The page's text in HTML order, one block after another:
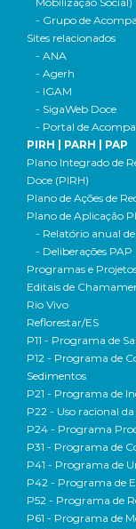
- Grupo de
Sites relacionados
- ANA
- Agerh
- IGAM
- SigaWeb Doce
- Portal de
PIRH | PARH | PAP
Plano Integrado de
Doce (PIRH)
Plano de Ações de
Plano de Aplicação
- Relatório anual
- Deliberações PAP
Programas e
Editais de
Rio Vivo
Reflorestar/ES
P11 - Programa de
P12 - Programa de
Sedimentos
P21 - Programa de
P22 - Uso racional
P24 - Programa
P31 - Programa de
P41 - Programa de
P42 - Programa de
P52 - Programa de
P61 - Programa de